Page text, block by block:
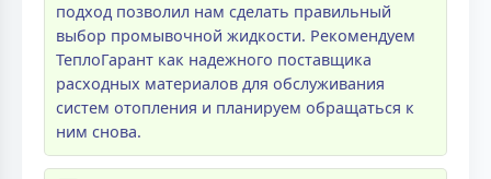
подход позволил нам сделать правильный
выбор промывочной жидкости. Рекомендуем
ТеплоГарант как надежного поставщика
расходных материалов для обслуживания
систем отопления и планируем обращаться к
ним снова.